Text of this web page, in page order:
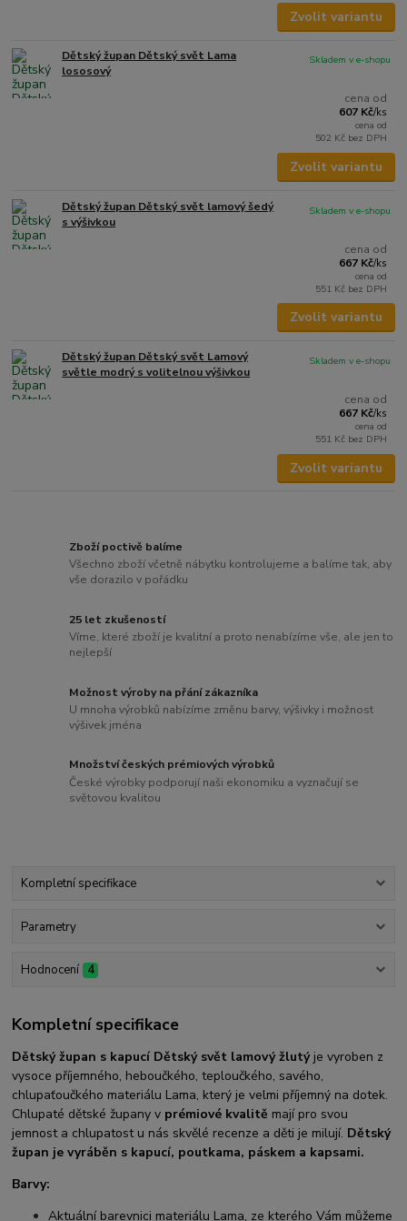
Zvolit variantu
Dětský župan Dětský svět Lama
lososový
cena od
607 Kč/ks
cena od
502 Kč bez DPH
Skladem v e-shopu
Zvolit variantu
Dětský župan Dětský svět lamový šedý
s výšivkou
cena od
667 Kč/ks
cena od
551 Kč bez DPH
Skladem v e-shopu
Zvolit variantu
Dětský župan Dětský svět Lamový
světle modrý s volitelnou výšivkou
cena od
667 Kč/ks
cena od
551 Kč bez DPH
Skladem v e-shopu
Zvolit variantu
Zboží poctivě balíme
Všechno zboží včetně nábytku kontrolujeme a balíme tak, aby
vše dorazilo v pořádku
25 let zkušeností
Víme, které zboží je kvalitní a proto nenabízíme vše, ale jen to
nejlepší
Možnost výroby na přání zákazníka
U mnoha výrobků nabízíme změnu barvy, výšivky i možnost
výšivek jména
Množství českých prémiových výrobků
České výrobky podporují naši ekonomiku a vyznačují se
světovou kvalitou
Kompletní specifikace
Parametry
Hodnocení 4
Kompletní specifikace
Dětský župan s kapucí Dětský svět lamový žlutý je vyroben z
vysoce příjemného, heboučkého, teploučkého, savého,
chlupaťoučkého materiálu Lama, který je velmi příjemný na dotek.
Chlupaté dětské župany v prémiové kvalitě mají pro svou
jemnost a chlupatost u nás skvělé recenze a děti je milují. Dětský
župan je vyráběn s kapucí, poutkama, páskem a kapsami.
Barvy:
Aktuální barevnici materiálu Lama, ze kterého Vám můžeme